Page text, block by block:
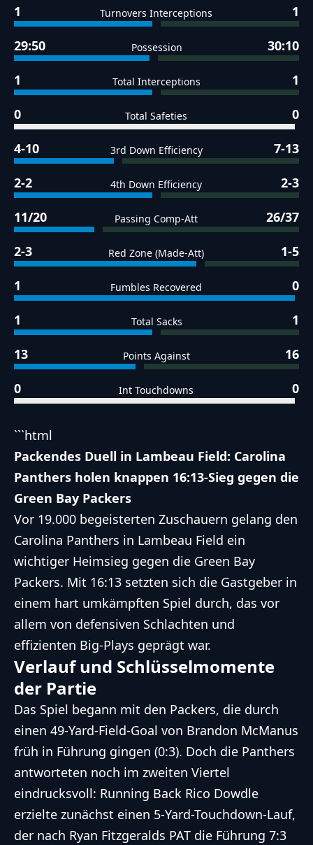
1 Turnovers Interceptions 1
29:50 Possession 30:10
1 Total Interceptions 1
0 Total Safeties 0
4-10 3rd Down Efficiency 7-13
2-2 4th Down Efficiency 2-3
11/20 Passing Comp-Att 26/37
2-3 Red Zone (Made-Att) 1-5
1 Fumbles Recovered 0
1 Total Sacks 1
13 Points Against 16
0 Int Touchdowns 0
```html
Packendes Duell in Lambeau Field: Carolina
Panthers holen knappen 16:13-Sieg gegen die
Green Bay Packers
Vor 19.000 begeisterten Zuschauern gelang den
Carolina Panthers in Lambeau Field ein
wichtiger Heimsieg gegen die Green Bay
Packers. Mit 16:13 setzten sich die Gastgeber in
einem hart umkämpften Spiel durch, das vor
allem von defensiven Schlachten und
effizienten Big-Plays geprägt war.
Verlauf und Schlüsselmomente
der Partie
Das Spiel begann mit den Packers, die durch
einen 49-Yard-Field-Goal von Brandon McManus
früh in Führung gingen (0:3). Doch die Panthers
antworteten noch im zweiten Viertel
eindrucksvoll: Running Back Rico Dowdle
erzielte zunächst einen 5-Yard-Touchdown-Lauf,
der nach Ryan Fitzgeralds PAT die Führung 7:3